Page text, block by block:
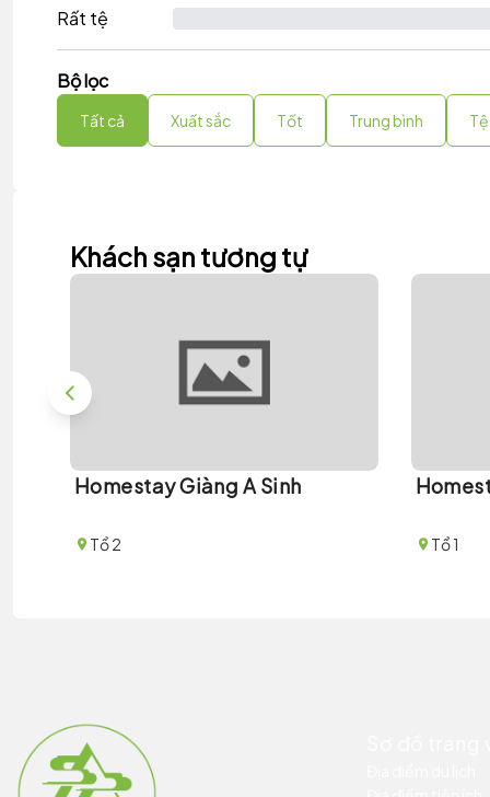
Rất tệ
Bộ lọc
Tất cả Xuất sắc Tốt Trung bình Tệ
Khách sạn tương tự
Homestay Giàng A Sinh
Tổ 2 Tổ 1